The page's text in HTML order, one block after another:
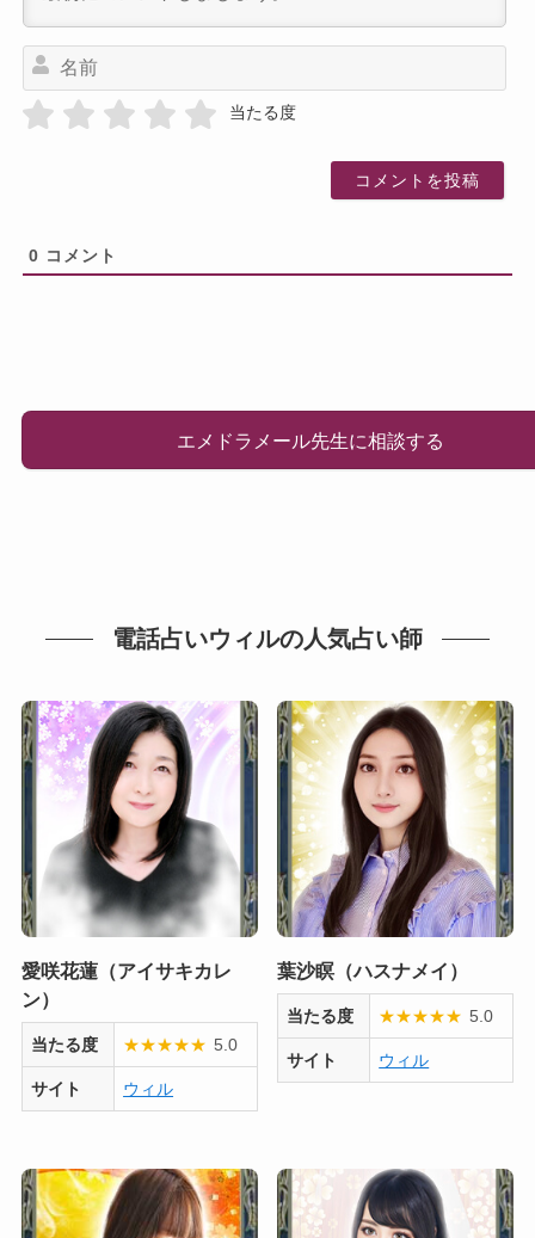
当たる度
0 コメント
エメドラメール先生に相談する
電話占いウィルの人気占い師
愛咲花蓮（アイサキカレ
ン）
当たる度 ★★★★★ 5.0
サイト ウィル
葉沙瞑（ハスナメイ）
当たる度 ★★★★★ 5.0
サイト ウィル